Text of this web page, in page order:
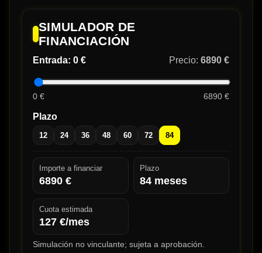
SIMULADOR DE
FINANCIACIÓN
Entrada: 0 € Precio: 6890 €
0 € 6890 €
Plazo
12 24 36 48 60 72 84
Importe a financiar
6890 €
Plazo
84 meses
Cuota estimada
127 €/mes
Simulación no vinculante; sujeta a aprobación.